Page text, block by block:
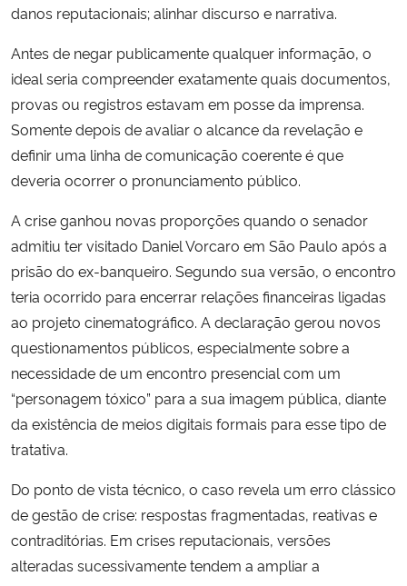
danos reputacionais; alinhar discurso e narrativa.
Antes de negar publicamente qualquer informação, o
ideal seria compreender exatamente quais documentos,
provas ou registros estavam em posse da imprensa.
Somente depois de avaliar o alcance da revelação e
definir uma linha de comunicação coerente é que
deveria ocorrer o pronunciamento público.
A crise ganhou novas proporções quando o senador
admitiu ter visitado Daniel Vorcaro em São Paulo após a
prisão do ex-banqueiro. Segundo sua versão, o encontro
teria ocorrido para encerrar relações financeiras ligadas
ao projeto cinematográfico. A declaração gerou novos
questionamentos públicos, especialmente sobre a
necessidade de um encontro presencial com um
“personagem tóxico” para a sua imagem pública, diante
da existência de meios digitais formais para esse tipo de
tratativa.
Do ponto de vista técnico, o caso revela um erro clássico
de gestão de crise: respostas fragmentadas, reativas e
contraditórias. Em crises reputacionais, versões
alteradas sucessivamente tendem a ampliar a